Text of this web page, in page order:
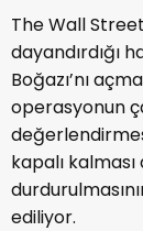
The Wall
dayandırdığı
Boğazı’nı
operasyonun
kapalı
ediliyor.